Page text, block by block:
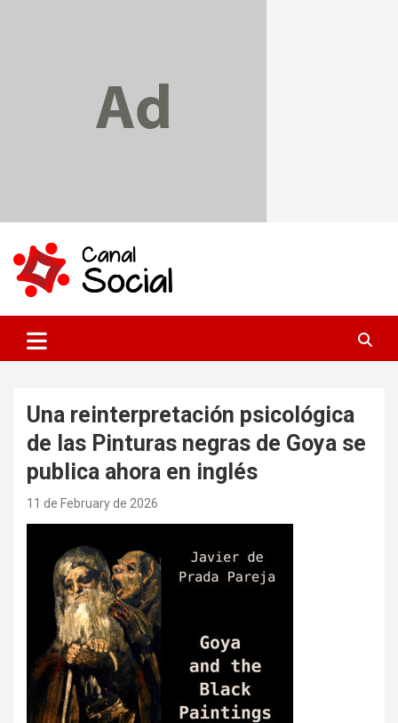
content
Canal Social
Una reinterpretación psicológica
de las Pinturas negras de Goya se
publica ahora en inglés
11 de February de 2026